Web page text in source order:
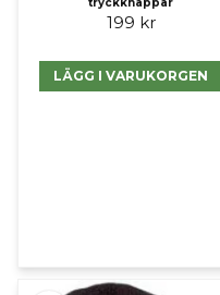
199 kr
LÄGG I VARUKORGEN